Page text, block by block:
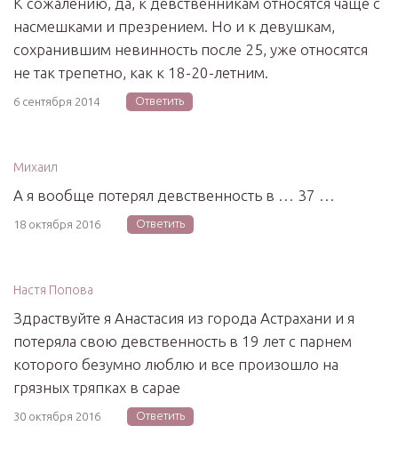
насмешками и презрением. Но и к девушкам,
сохранившим невинность после 25, уже относятся
не так трепетно, как к 18-20-летним.
6 сентября 2014 Ответить
Михаил
А я вообще потерял девственность в … 37 …
18 октября 2016 Ответить
Настя Попова
Здраствуйте я Анастасия из города Астрахани и я
потеряла свою девственность в 19 лет с парнем
которого безумно люблю и все произошло на
грязных тряпках в сарае
30 октября 2016 Ответить